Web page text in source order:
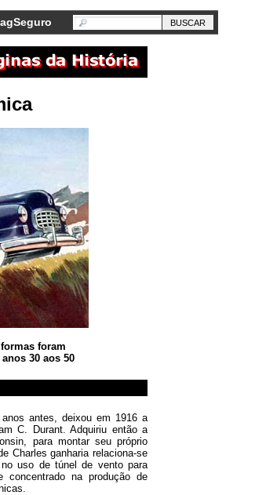
foram
30 aos 50
antes, deixou em 1916 a
C. Durant. Adquiriu então a
para montar seu próprio
Charles ganharia relaciona-se
uso de túnel de vento para
concentrado na produção de